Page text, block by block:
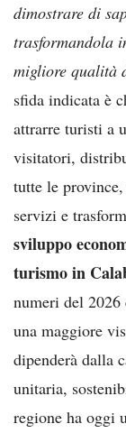
dimostrare di
trasformandola
migliore qualità
sfida indicata è
attrarre turisti a
visitatori,
tutte le
servizi e
sviluppo
turismo in
numeri del 2026
una maggiore
dipenderà dalla
unitaria,
regione ha oggi